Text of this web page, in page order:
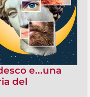
e...una
del